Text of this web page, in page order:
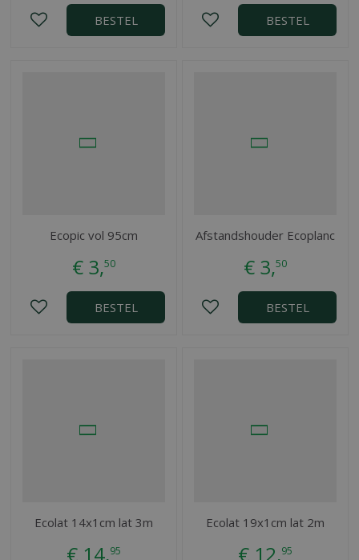
BESTEL BESTEL
Ecopic vol 95cm
€ 3,50
BESTEL
Afstandshouder Ecoplanc
€ 3,50
BESTEL
Ecolat 14x1cm lat 3m
€ 14,95
Ecolat 19x1cm lat 2m
€ 12,95